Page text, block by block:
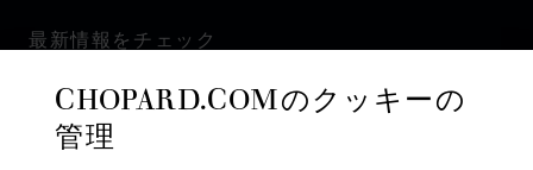
最新情報をチェック
CHOPARD.COMのクッキーの
管理